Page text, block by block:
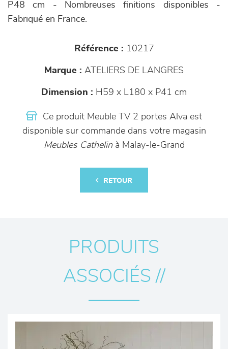
P48 cm - Nombreuses finitions disponibles -
Fabriqué en France.
Référence : 10217
Marque : ATELIERS DE LANGRES
Dimension : H59 x L180 x P41 cm
Ce produit Meuble TV 2 portes Alva est
disponible sur commande dans votre magasin
Meubles Cathelinà Malay-le-Grand
RETOUR
PRODUITS
ASSOCIÉS //